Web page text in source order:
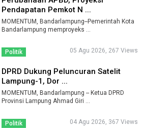
Pendapatan Pemkot N ...
MOMENTUM, Bandarlampung--Pemerintah Kota
Bandarlampung memproyeks ...
Politik 05 Agu 2026, 267 Views
DPRD Dukung Peluncuran Satelit
Lampung-1, Dor ...
MOMENTUM, Bandarlampung -- Ketua DPRD
Provinsi Lampung Ahmad Giri ...
Politik 04 Agu 2026, 367 Views